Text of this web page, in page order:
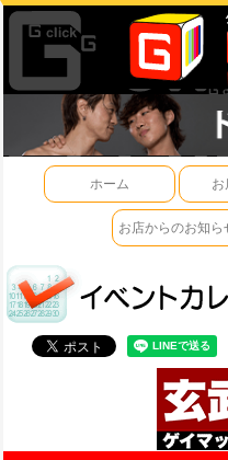
ホーム お
お店からのお知ら